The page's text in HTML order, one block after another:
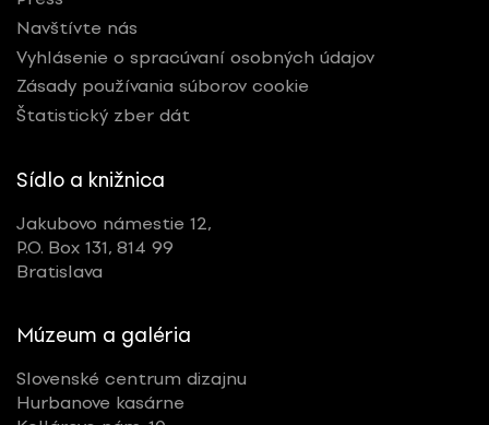
Navštívte nás
Vyhlásenie o spracúvaní osobných údajov
Zásady používania súborov cookie
Štatistický zber dát
Sídlo a knižnica
Jakubovo námestie 12,
P.O. Box 131, 814 99
Bratislava
Múzeum a galéria
Slovenské centrum dizajnu
Hurbanove kasárne